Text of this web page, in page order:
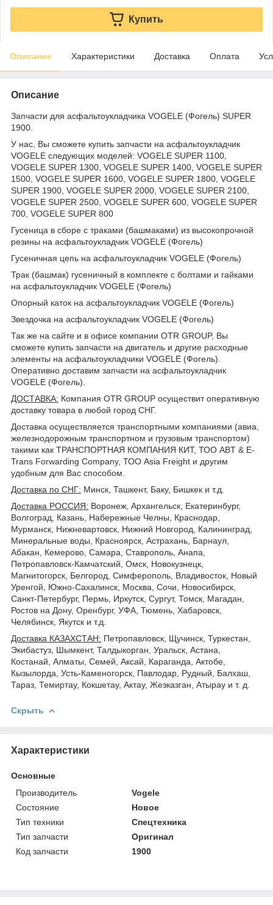
Купить
Описание Характеристики Доставка Оплата
Описание
Запчасти для асфальтоукладчика VOGELE (Фогель) SUPER
1900.
У нас, Вы сможете купить запчасти на асфальтоукладчик
VOGELE следующих моделей: VOGELE SUPER 1100,
VOGELE SUPER 1300, VOGELE SUPER 1400, VOGELE SUPER
1500, VOGELE SUPER 1600, VOGELE SUPER 1800, VOGELE
SUPER 1900, VOGELE SUPER 2000, VOGELE SUPER 2100,
VOGELE SUPER 2500, VOGELE SUPER 600, VOGELE SUPER
700, VOGELE SUPER 800
Гусеница в сборе с траками (башмаками) из высокопрочной
резины на асфальтоукладчик VOGELE (Фогель)
Гусеничная цепь на асфальтоукладчик VOGELE (Фогель)
Трак (башмак) гусеничный в комплекте с болтами и гайками
на асфальтоукладчик VOGELE (Фогель)
Опорный каток на асфальтоукладчик VOGELE (Фогель)
Звездочка на асфальтоукладчик VOGELE (Фогель)
Так же на сайте и в офисе компании OTR GROUP, Вы
сможете купить запчасти на двигатель и другие расходные
элементы на асфальтоукладчики VOGELE (Фогель).
Оперативно доставим запчасти на асфальтоукладчик
VOGELE (Фогель).
ДОСТАВКА: Компания OTR GROUP осуществит оперативную
доставку товара в любой город СНГ.
Доставка осуществляется транспортными компаниями (авиа,
железнодорожным транспортном и грузовым транспортом)
такими как ТРАНСПОРТНАЯ КОМПАНИЯ КИТ, ТОО ABT & E-
Trans Forwarding Company, ТОО Asia Freight и другим
удобным для Вас способом.
Доставка по СНГ: Минск, Ташкент, Баку, Бишкек и т.д.
Доставка РОССИЯ: Воронеж, Архангельск, Екатеринбург,
Волгоград, Казань, Набережные Челны, Краснодар,
Мурманск, Нижневартовск, Нижний Новгород, Калининград,
Минеральные воды, Красноярск, Астрахань, Барнаул,
Абакан, Кемерово, Самара, Ставрополь, Анапа,
Петропавловск-Камчатский, Омск, Новокузнецк,
Магнитогорск, Белгород, Симферополь, Владивосток, Новый
Уренгой, Южно-Сахалинск, Москва, Сочи, Новосибирск,
Санкт-Петербург, Пермь, Иркутск, Сургут, Томск, Магадан,
Ростов на Дону, Оренбург, УФА, Тюмень, Хабаровск,
Челябинск, Якутск и т.д.
Доставка КАЗАХСТАН: Петропавловск, Щучинск, Туркестан,
Экибастуз, Шымкент, Талдыкорган, Уральск, Астана,
Костанай, Алматы, Семей, Аксай, Караганда, Актобе,
Кызылорда, Усть-Каменогорск, Павлодар, Рудный, Балхаш,
Тараз, Темиртау, Кокшетау, Актау, Жезказган, Атырау и т. д.
Скрыть
Характеристики
Основные
Производитель
Vogele
Состояние
Новое
Тип техники
Спецтехника
Тип запчасти
Оригинал
Код запчасти
1900